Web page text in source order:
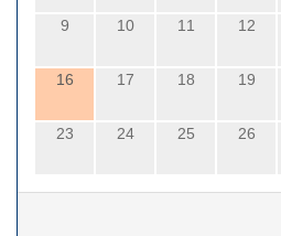
9 10 11 12
16 17 18 19
23 24 25 26